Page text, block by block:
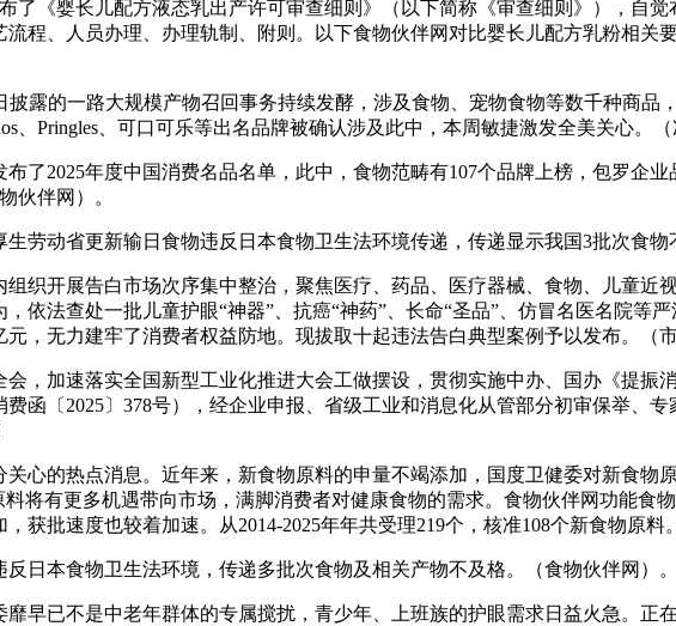
《婴长儿配方液态乳出产许可审查细则》（以下简称《审查细则》），自
程、人员办理、办理轨制、附则。以下食物伙伴网对比婴长儿配方乳粉相
的一路大规模产物召回事务持续发酵，涉及食物、宠物食物等数千种商品
、Pringles、可口可乐等出名品牌被确认涉及此中，本周敏捷激发全美关心。（
2025年度中国消费名品名单，此中，食物范畴有107个品牌上榜，包罗企业
伙伴网）。
动省更新输日食物违反日本食物卫生法环境传递，传递显示我国3批次食物
开展告白市场次序集中整治，聚焦医疗、药品、医疗器械、食物、儿童近
依法查处一批儿童护眼“神器”、抗癌“神药”、长命“圣品”、仿冒名医名院等
元，无力建牢了消费者权益防地。现拔取十起违法告白典型案例予以发布。（
加速落实全国新型工业化推进大会工做摆设，贯彻实施中办、国办《提振
函〔2025〕378号），经企业申报、省级工业和消息化从管部分初审保举、
的热点消息。近年来，新食物原料的申量不竭添加，国度卫健委对新食物
将有更多机遇带向市场，满脚消费者对健康食物的需求。食物伙伴网功能食
获批速度也较着加速。从2014-2025年年共受理219个，核准108个新食物原料
本食物卫生法环境，传递多批次食物及相关产物不及格。（食物伙伴网）。
已不是中老年群体的专属搅扰，青少年、上班族的护眼需求日益火急。正